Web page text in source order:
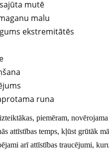
mutē
malu
ekstremitātēs
runa
piemēram,
attīstības temps, kļūst grūtāk
arī attīstības traucējumi,